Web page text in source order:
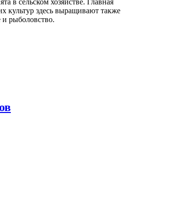
в сельском хозяйстве. Главная
культур здесь выращивают также
рыболовство.